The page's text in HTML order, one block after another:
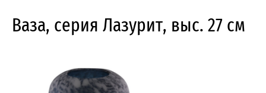
Ваза, серия Лазурит, выс. 27 см